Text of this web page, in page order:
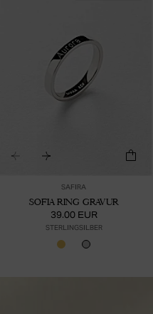
SAFIRA
SOFIA RING GRAVUR
39.00 EUR
STERLINGSILBER